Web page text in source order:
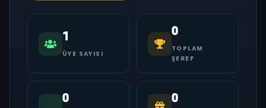
1
ÜYE SAYISI
0
TOPLAM
ŞEREF
0 0